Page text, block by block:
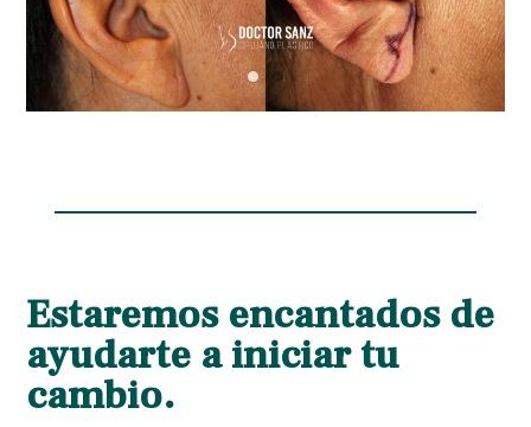
Estaremos encantados de
ayudarte a iniciar tu
cambio.